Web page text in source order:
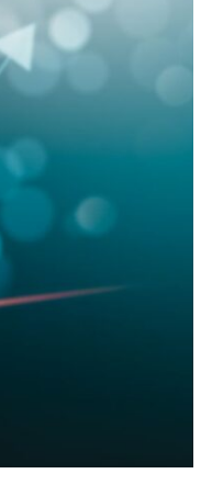
Meinungen
zur Zwei-
Lösung